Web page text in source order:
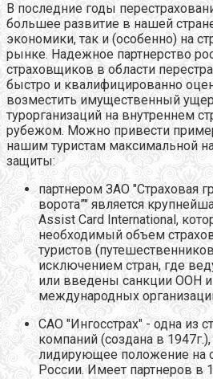
В последние годы
большее развитие в нашей
экономики, так и (особенно) на
рынке. Надежное партнерство
страховщиков в области
быстро и квалифицированно
возместить имущественный
турорганизаций на внутреннем
рубежом. Можно привести
нашим туристам максимальной
защиты:
партнером ЗАО "Страховая
ворота”" является
Assist Card International,
необходимый объем
туристов
исключением стран, где
или введены санкции ООН и
международных
САО "Ингосстрах" - одна из
компаний (создана в
лидирующее положение на
России. Имеет партнеров в